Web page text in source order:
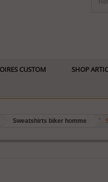
CUSTOM SHOP
Sweatshirts biker homme